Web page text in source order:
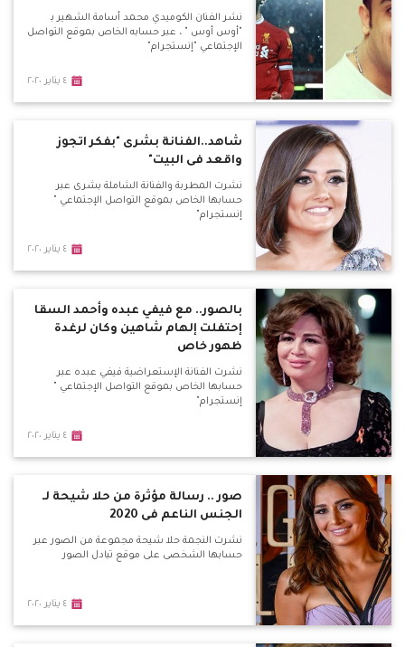
نشر الفنان الكوميدي محمد أسامة الشهير بـ
"أوس أوس " ، عبر حسابه الخاص بموقع التواصل
الإجتماعي "إنستجرام"
٤ يناير ٢٠٢٠
شاهد..الفنانة بشرى "بفكر اتجوز
واقعد فى البيت"
نشرت المطربة والفنانة الشاملة بشرى عبر
حسابها الخاص بموقع التواصل الإجتماعي "
إنستجرام"
٤ يناير ٢٠٢٠
بالصور.. مع فيفي عبده وأحمد السقا
إحتفلت إلهام شاهين وكان لرغدة
ظهور خاص
نشرت الفنانة الإستعراضية فيفي عبده عبر
حسابها الخاص بموقع التواصل الإجتماعي "
إنستجرام"
٤ يناير ٢٠٢٠
صور .. رسالة مؤثرة من حلا شيحة لـ
الجنس الناعم فى 2020
نشرت النجمة حلا شيحة مجموعة من الصور عبر
حسابها الشخصى على موقع تبادل الصور
٤ يناير ٢٠٢٠